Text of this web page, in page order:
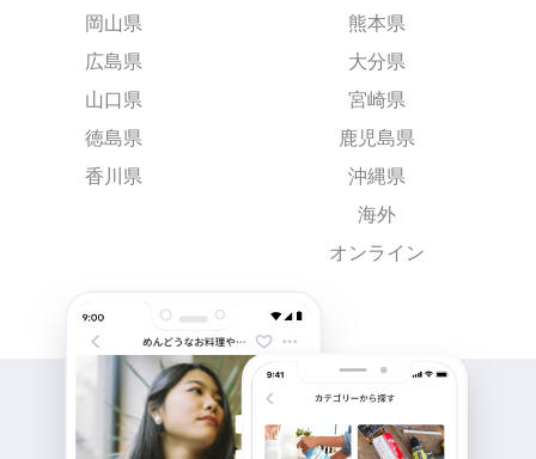
岡山県
広島県
山口県
徳島県
香川県
熊本県
大分県
宮崎県
鹿児島県
沖縄県
海外
オンライン